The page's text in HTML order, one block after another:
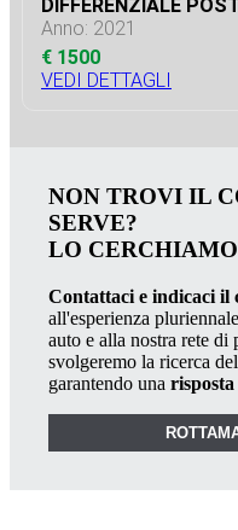
DIFFERENZIALE
Anno: 2021
€ 1500
VEDI DETTAGLI
NON TROVI IL
SERVE?
LO
Contattaci e indicaci il
all'esperienza
auto e alla nostra rete di
svolgeremo la ricerca
garantendo una